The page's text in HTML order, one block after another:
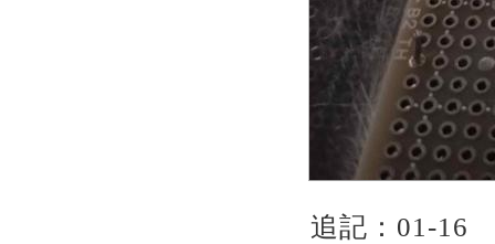
追記：01-16